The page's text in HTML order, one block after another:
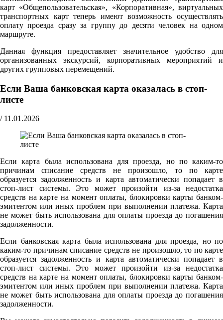
карт «Общепользовательская», «Корпоративная», виртуальных
транспортных карт теперь имеют возможность осуществлять
оплату проезда сразу за группу до десяти человек на одном
маршруте.
Данная функция предоставляет значительное удобство для
организованных экскурсий, корпоративных мероприятий и
других групповых перемещений.
Если Ваша банковская карта оказалась в стоп-
листе
/ 11.01.2026
Если карта была использована для проезда, но по каким-то
причинам списание средств не произошло, то по карте
образуется задолженность и карта автоматически попадает в
стоп-лист системы. Это может произойти из-за недостатка
средств на карте на момент оплаты, блокировки карты банком-
эмитентом или иных проблем при выполнении платежа. Карта
не может быть использована для оплаты проезда до погашения
задолженности.
Если банковская карта была использована для проезда, но по
каким-то причинам списание средств не произошло, то по карте
образуется задолженность и карта автоматически попадает в
стоп-лист системы. Это может произойти из-за недостатка
средств на карте на момент оплаты, блокировки карты банком-
эмитентом или иных проблем при выполнении платежа. Карта
не может быть использована для оплаты проезда до погашения
задолженности.